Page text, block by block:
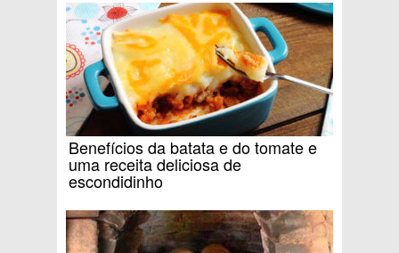
Benefícios da batata e do tomate e
uma receita deliciosa de
escondidinho